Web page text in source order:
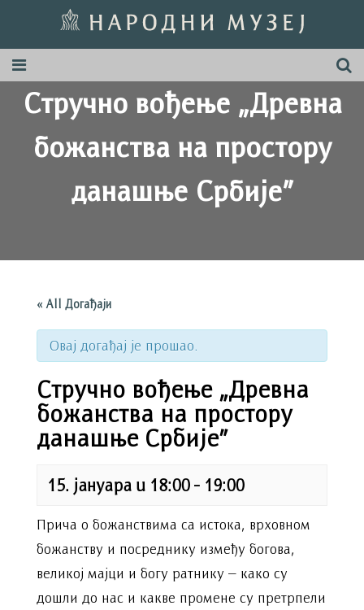
Стручно вођење „Древна
божанства на простору
данашње Србије”
« All Догађаји
Овај догађај је прошао.
Стручно вођење „Древна
божанства на простору
данашње Србије”
15. јануара u 18:00- 19:00
Прича о божанствима са истока, врховном
божанству и посреднику између богова,
великој мајци и богу ратнику – како су
дошли до нас и какве промене су претрпели